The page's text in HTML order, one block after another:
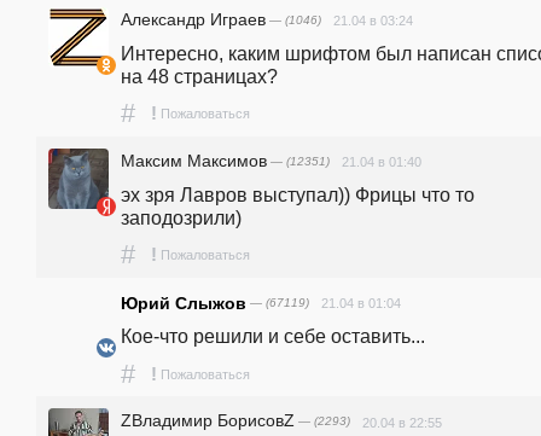
Александр Играев — (1046) 21.04 в 03:24
Интересно, каким шрифтом был написан
на 48 страницах?
# ! Пожаловаться
Максим Максимов — (12351) 21.04 в 01:40
эх зря Лавров выступал)) Фрицы что то
заподозрили)
# ! Пожаловаться
Юрий Слыжов — (67119) 21.04 в 01:04
Кое-что решили и себе оставить...
# ! Пожаловаться
ZВладимир БорисовZ — (2293) 20.04 в 22:55